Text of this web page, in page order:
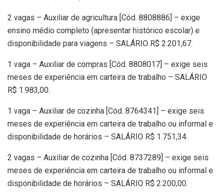
2 vagas – Auxiliar de agricultura [Cód. 8808886] – exige
ensino médio completo (apresentar histórico escolar) e
disponibilidade para viagens – SALÁRIO R$ 2.201,67.
1 vaga – Auxiliar de compras [Cód. 8808017] – exige seis
meses de experiência em carteira de trabalho – SALÁRIO
R$ 1.983,00.
1 vaga – Auxiliar de cozinha [Cód. 8764341] – exige seis
meses de experiência em carteira de trabalho ou informal e
disponibilidade de horários – SALÁRIO R$ 1.751,34.
2 vagas – Auxiliar de cozinha [Cód. 8737289] – exige seis
meses de experiência em carteira de trabalho ou informal e
disponibilidade de horários – SALÁRIO R$ 2.200,00.